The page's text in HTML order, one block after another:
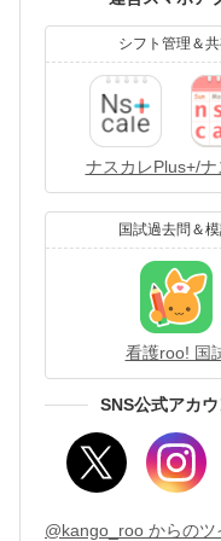
シフト管理＆
ナスカレPlus+/ナ
国試過去問＆
看護roo! 国
SNS公式アカウ
@kango_roo からのツ